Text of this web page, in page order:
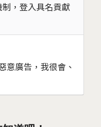
，登入具名貢獻
意廣告，我很會、